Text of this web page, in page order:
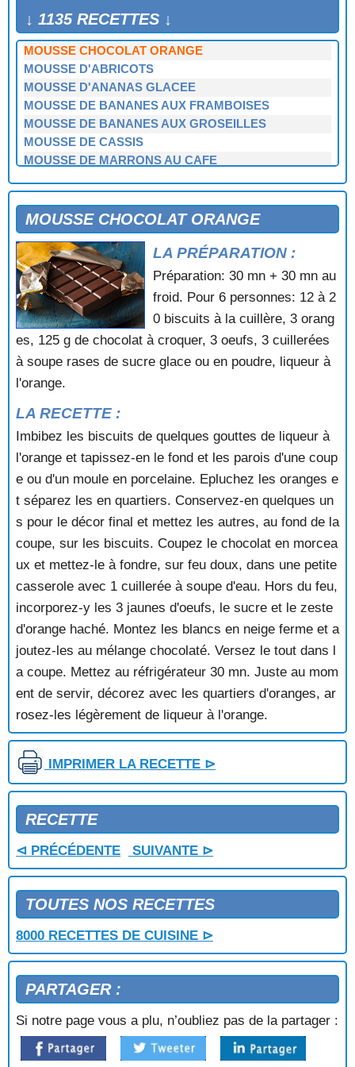
↓ 1135 RECETTES ↓
MOUSSE CAPPUCINO AU CHOCOLAT
MOUSSE CHOCO MOKA
MOUSSE CHOCOLAT ORANGE
MOUSSE D'ABRICOTS
MOUSSE D'ANANAS GLACEE
MOUSSE DE BANANES AUX FRAMBOISES
MOUSSE DE BANANES AUX GROSEILLES
MOUSSE DE CASSIS
MOUSSE DE MARRONS AU CAFE
MOUSSE DE POMMES GLACEE
MOUSSE DE PRUNEAUX
MOUSSE DE RIZ AU COULIS DE FRAMBOISES
MOUSSE EXOTIQUE
MOUSSE FRAMBOISE CHOCOLAT
MOUSSE GLACEE AU CITRON VERT
MOUSSE POLONAISE
MOUSSEUX AU CHOCOLAT
MUESLI
MURES ET POMMES
NEGRE EN CHEMISE
NOISETTES ENROBEES
NOIX AU CAFE
NOIX AU CHOCOLAT
NOIX DU BRESIL CHOCOLATEES
NOUGATINE GLACEE A LA MANDARINE IMPERIALE
OEUFS A LA NEIGE
OEUFS A LA NEIGE AU COULIS DE FRAISES
OEUFS AU NID
OMELETTE AU CHOCOLAT
OMELETTE AUX CERISES
OMELETTE AUX FRAMBOISES
OMELETTE COMME SOUS LES TROPIQUES
OMELETTE FLAMBEE
OMELETTE FLAMBEE A LA CONFITURE
OMELETTE FLAMBEE AUX FRAISES
OMELETTE GOURMANDISE
OMELETTE MACEDOINE
OMELETTE NORVEGIENNE
OMELETTE ROUENNAISE
OPERA
ORANGES A LA CANNELLE
ORANGES A LA GLACE VANILLE
ORANGES AU SIROP
ORANGES FARCIES AU FROMAGE BLANC
ORANGES FOURREES
ORANGES GIVREES
ORANGES GLACEES
ORANGES MEDICIS
ORANGES NEIGEUSES
ORANGES, SAUCE AU CHOCOLAT
ORANGETTES AU CHOCOLAT
PAIN A LA BANANE
PAIN AU BEURRE
MOUSSE CHOCOLAT ORANGE
LA PRÉPARATION :
Préparation: 30 mn + 30 mn au
froid. Pour 6 personnes: 12 à 2
0 biscuits à la cuillère, 3 orang
es, 125 g de chocolat à croquer, 3 oeufs, 3 cuillerées
à soupe rases de sucre glace ou en poudre, liqueur à
l'orange.
LA RECETTE :
Imbibez les biscuits de quelques gouttes de liqueur à
l'orange et tapissez-en le fond et les parois d'une coup
e ou d'un moule en porcelaine. Epluchez les oranges e
t séparez les en quartiers. Conservez-en quelques un
s pour le décor final et mettez les autres, au fond de la
coupe, sur les biscuits. Coupez le chocolat en morcea
ux et mettez-le à fondre, sur feu doux, dans une petite
casserole avec 1 cuillerée à soupe d'eau. Hors du feu,
incorporez-y les 3 jaunes d'oeufs, le sucre et le zeste
d'orange haché. Montez les blancs en neige ferme et a
joutez-les au mélange chocolaté. Versez le tout dans l
a coupe. Mettez au réfrigérateur 30 mn. Juste au mom
ent de servir, décorez avec les quartiers d'oranges, ar
rosez-les légèrement de liqueur à l'orange.
IMPRIMER LA RECETTE ⊳
RECETTE
⊲ PRÉCÉDENTE SUIVANTE ⊳
TOUTES NOS RECETTES
8000 RECETTES DE CUISINE ⊳
PARTAGER :
Si notre page vous a plu, n’oubliez pas de la partager :